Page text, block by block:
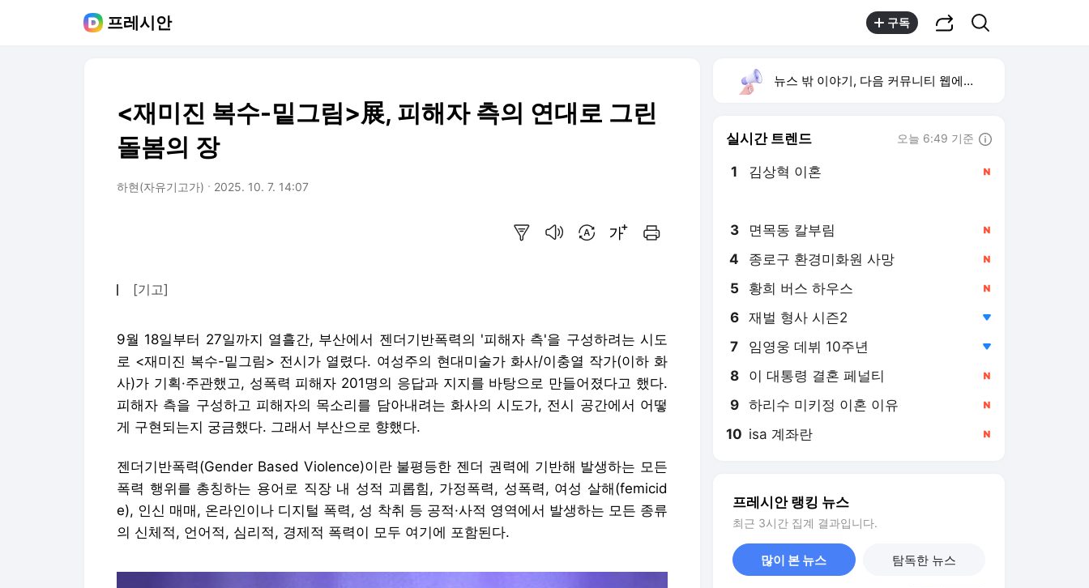
프레시안 구독
<재미진 복수-밑그림>展, 피해자 측의 연대로 그린
돌봄의 장
하현(자유기고가) 2025. 10. 7. 14:07
[기고]
9월 18일부터 27일까지 열흘간, 부산에서 젠더기반폭력의 '피해자 측'을 구성하려는 시도
로 <재미진 복수-밑그림> 전시가 열렸다. 여성주의 현대미술가 화사/이충열 작가(이하 화
사)가 기획·주관했고, 성폭력 피해자 201명의 응답과 지지를 바탕으로 만들어졌다고 했다.
피해자 측을 구성하고 피해자의 목소리를 담아내려는 화사의 시도가, 전시 공간에서 어떻
게 구현되는지 궁금했다. 그래서 부산으로 향했다.
젠더기반폭력(Gender Based Violence)이란 불평등한 젠더 권력에 기반해 발생하는 모든
폭력 행위를 총칭하는 용어로 직장 내 성적 괴롭힘, 가정폭력, 성폭력, 여성 살해(femicid
e), 인신 매매, 온라인이나 디지털 폭력, 성 착취 등 공적·사적 영역에서 발생하는 모든 종류
의 신체적, 언어적, 심리적, 경제적 폭력이 모두 여기에 포함된다.
뉴스 밖 이야기, 다음 커뮤니티 웹에서 보기
실시간 트렌드 오늘 6:49 기준
1 김상혁 이혼
3 면목동 칼부림
4 종로구 환경미화원 사망
5 황희 버스 하우스
6 재벌 형사 시즌2
7 임영웅 데뷔 10주년
8 이 대통령 결혼 페널티
9 하리수 미키정 이혼 이유
10 isa 계좌란
프레시안 랭킹 뉴스
최근 3시간 집계 결과입니다.
많이 본 뉴스 탐독한 뉴스